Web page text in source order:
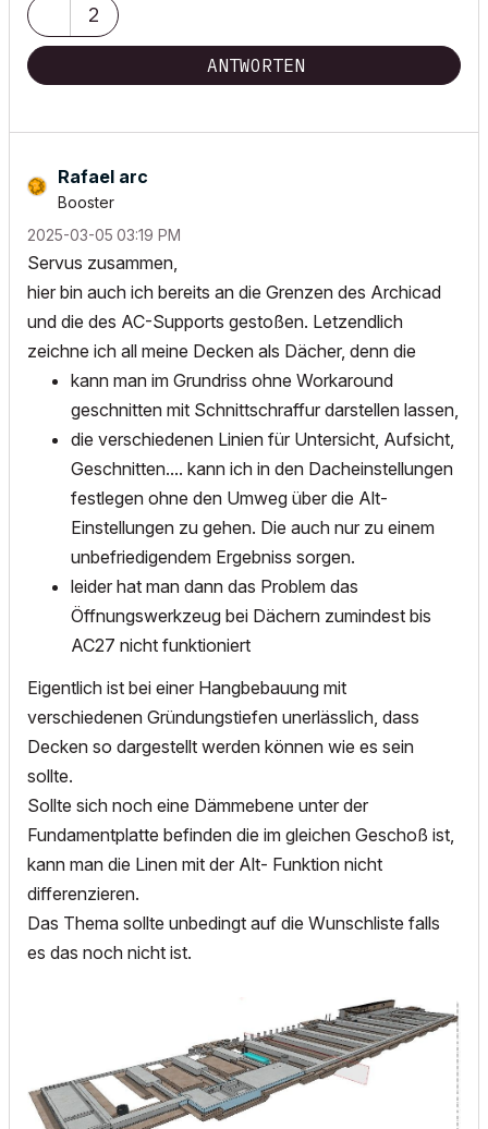
2
ANTWORTEN
Rafael arc
Booster
‎2025-03-05 03:19 PM
Servus zusammen,
hier bin auch ich bereits an die Grenzen des Archicad
und die des AC-Supports gestoßen. Letzendlich
zeichne ich all meine Decken als Dächer, denn die
kann man im Grundriss ohne Workaround
geschnitten mit Schnittschraffur darstellen lassen,
die verschiedenen Linien für Untersicht, Aufsicht,
Geschnitten.... kann ich in den Dacheinstellungen
festlegen ohne den Umweg über die Alt-
Einstellungen zu gehen. Die auch nur zu einem
unbefriedigendem Ergebniss sorgen.
leider hat man dann das Problem das
Öffnungswerkzeug bei Dächern zumindest bis
AC27 nicht funktioniert
Eigentlich ist bei einer Hangbebauung mit
verschiedenen Gründungstiefen unerlässlich, dass
Decken so dargestellt werden können wie es sein
sollte.
Sollte sich noch eine Dämmebene unter der
Fundamentplatte befinden die im gleichen Geschoß ist,
kann man die Linen mit der Alt- Funktion nicht
differenzieren.
Das Thema sollte unbedingt auf die Wunschliste falls
es das noch nicht ist.